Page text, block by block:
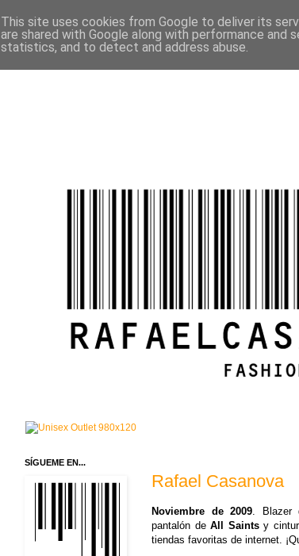
Rafael Casanova
Noviembre de 2009 . Blazer
pantalón deAll Saintsy
tiendas favoritas de internet.
SÍGUEME EN...
This site uses cookies from Google to deliver its
are shared with Google along with performance
statistics, and to detect and address abuse.